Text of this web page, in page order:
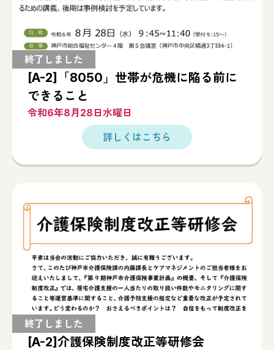
[A-2]「8050」世帯が危機に陥る前に
できること
令和6年8月28日水曜日
[A-2]介護保険制度改正等研修会